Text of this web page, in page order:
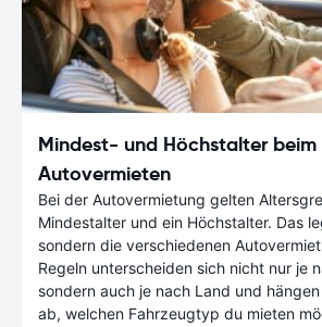
Mindest- und Höchstalter beim
Autovermieten
Bei der Autovermietung gelten
Mindestalter und ein Höchstalter. Das
sondern die verschiedenen
Regeln unterscheiden sich nicht nur je
sondern auch je nach Land und
ab, welchen Fahrzeugtyp du mieten